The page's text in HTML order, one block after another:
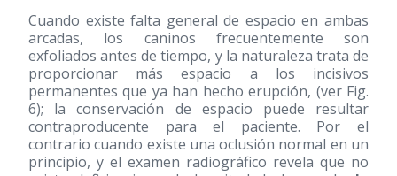
Cuando existe falta general de espacio en ambas
arcadas, los caninos frecuentemente son
exfoliados antes de tiempo, y la naturaleza trata de
proporcionar más espacio a los incisivos
permanentes que ya han hecho erupción, (ver Fig.
6); la conservación de espacio puede resultar
contraproducente para el paciente. Por el
contrario cuando existe una oclusión normal en un
principio, y el examen radiográfico revela que no